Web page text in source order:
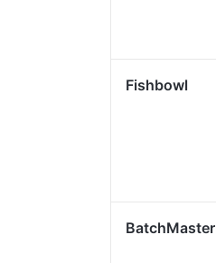
Fishbowl
BatchMaster